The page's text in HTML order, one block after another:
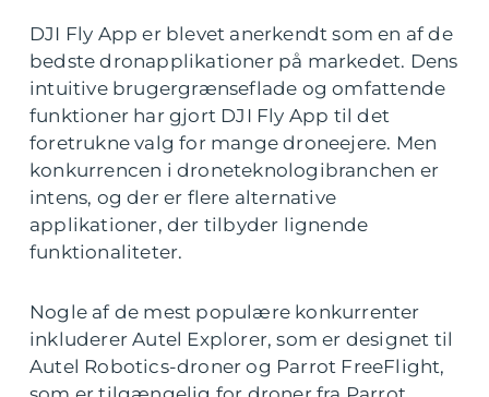
DJI Fly App er blevet anerkendt som en af de
bedste dronapplikationer på markedet. Dens
intuitive brugergrænseflade og omfattende
funktioner har gjort DJI Fly App til det
foretrukne valg for mange droneejere. Men
konkurrencen i droneteknologibranchen er
intens, og der er flere alternative
applikationer, der tilbyder lignende
funktionaliteter.
Nogle af de mest populære konkurrenter
inkluderer Autel Explorer, som er designet til
Autel Robotics-droner og Parrot FreeFlight,